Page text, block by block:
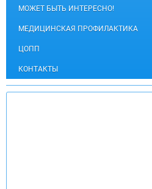
МОЖЕТ БЫТЬ ИНТЕРЕСНО!
МЕДИЦИНСКАЯ ПРОФИЛАКТИКА
ЦОПП
КОНТАКТЫ